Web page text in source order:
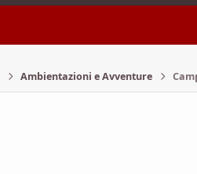
Ambientazioni e Avventure